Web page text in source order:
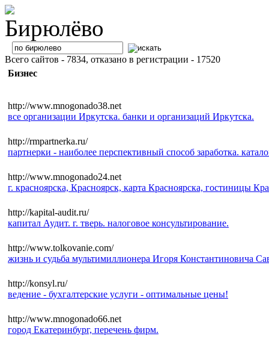
Всего сайтов - 7834, отказано в регистрации - 17520
Бизнес
http://www.mnogonado38.net
все организации Иркутска. банки и организаций Иркутска.
http://rmpartnerka.ru/
партнерки - наиболее перспективный способ заработка.
http://www.mnogonado24.net
г. красноярска, Красноярск, карта Красноярска, гостиницы
http://kapital-audit.ru/
капитал Аудит. г. тверь. налоговое консультирование.
http://www.tolkovanie.com/
жизнь и судьба мультимиллионера Игоря Константиновича
http://konsyl.ru/
ведение - бухгалтерские услуги - оптимальные цены!
http://www.mnogonado66.net
город Екатеринбург, перечень фирм.